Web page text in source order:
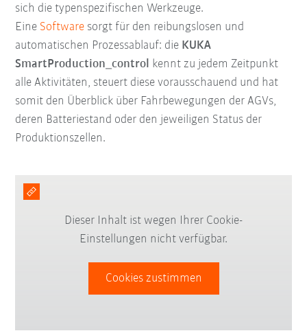
sich die typenspezifischen Werkzeuge.
Eine Software sorgt für den reibungslosen und
automatischen Prozessablauf: die KUKA
SmartProduction_control
kennt zu jedem Zeitpunkt
alle Aktivitäten, steuert diese vorausschauend und hat
somit den Überblick über Fahrbewegungen der AGVs,
deren Batteriestand oder den jeweiligen Status der
Produktionszellen.
Dieser Inhalt ist wegen Ihrer Cookie-
Einstellungen nicht verfügbar.
Cookies zustimmen